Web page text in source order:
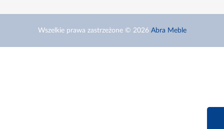
Wszelkie prawa zastrzeżone © 2026 Abra Meble